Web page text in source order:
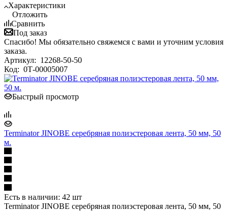
Характеристики
Отложить
Сравнить
Под заказ
Спасибо! Мы обязательно свяжемся с вами и уточним условия
заказа.
Артикул: 12268-50-50
Код: 0Т-00005007
Быстрый просмотр
Terminator JINOBE серебряная полиэстеровая лента, 50 мм, 50
м.
Есть в наличии: 42 шт
Terminator JINOBE серебряная полиэстеровая лента, 50 мм, 50